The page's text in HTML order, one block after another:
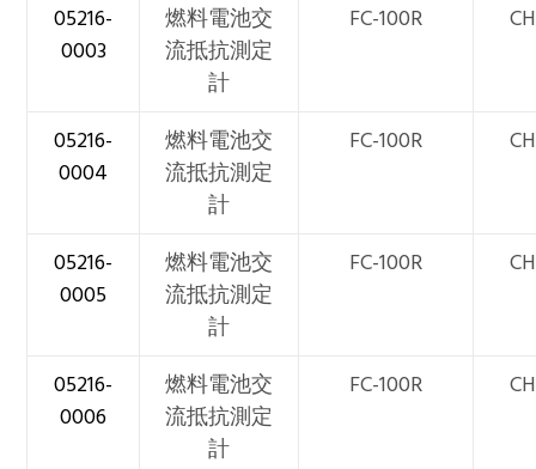
05216-
0003
燃料電池交
流抵抗測定
計
FC-100R
05216-
0004
燃料電池交
流抵抗測定
計
FC-100R
05216-
0005
燃料電池交
流抵抗測定
計
FC-100R
05216-
0006
燃料電池交
流抵抗測定
計
FC-100R